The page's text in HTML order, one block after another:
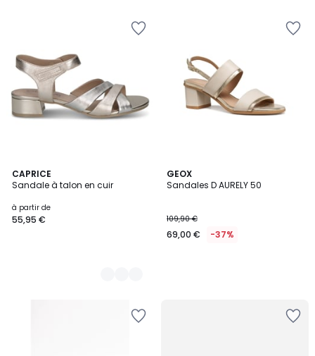
CAPRICE
Sandale à talon en cuir
à partir de
55,95 €
3
Couleurs
GEOX
Sandales D AURELY 50
109,90 €
69,00 € -37%